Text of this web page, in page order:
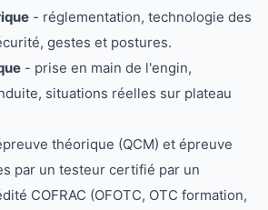
- réglementation, technologie des
gestes et postures.
- prise en main de l'engin,
situations réelles sur plateau
théorique (QCM) et épreuve
par un testeur certifié par un
COFRAC (OFOTC, OTC formation,